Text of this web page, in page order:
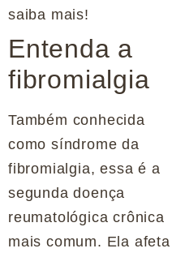
saiba mais!
Entenda a
fibromialgia
Também conhecida
como síndrome da
fibromialgia, essa é a
segunda doença
reumatológica crônica
mais comum. Ela afeta